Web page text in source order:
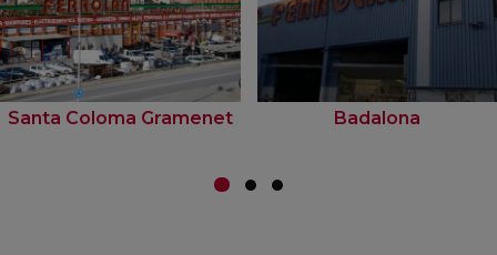
Santa Coloma Gramenet Badalona